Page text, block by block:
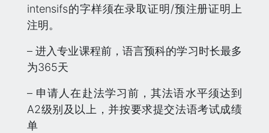
intensifs的字样须在录取证明/预注册证明上
注明。
– 进入专业课程前，语言预科的学习时长最多
为365天
– 申请人在赴法学习前，其法语水平须达到
A2级别及以上，并按要求提交法语考试成绩
单